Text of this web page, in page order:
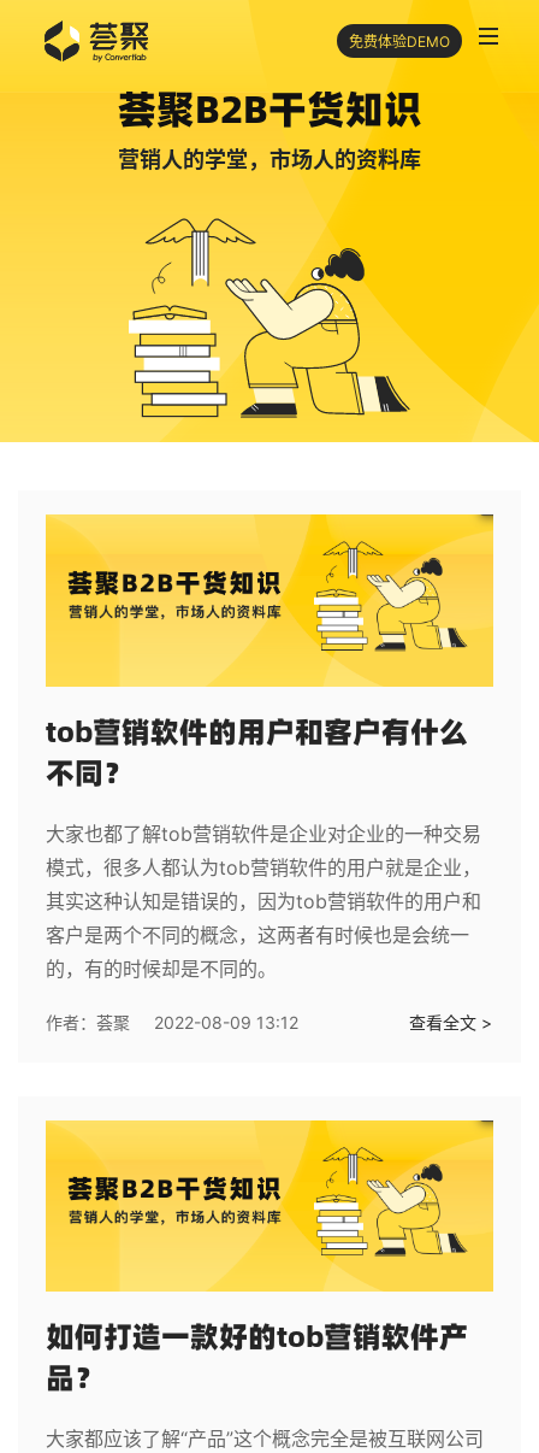
免费体验DEMO
荟聚B2B干货知识
营销人的学堂，市场人的资料库
tob营销软件的用户和客户有什么
不同？
大家也都了解tob营销软件是企业对企业的一种交易
模式，很多人都认为tob营销软件的用户就是企业，
其实这种认知是错误的，因为tob营销软件的用户和
客户是两个不同的概念，这两者有时候也是会统一
的，有的时候却是不同的。
作者： 荟聚 2022-08-09 13:12 查看全文 >
如何打造一款好的tob营销软件产
品？
大家都应该了解“产品”这个概念完全是被互联网公司